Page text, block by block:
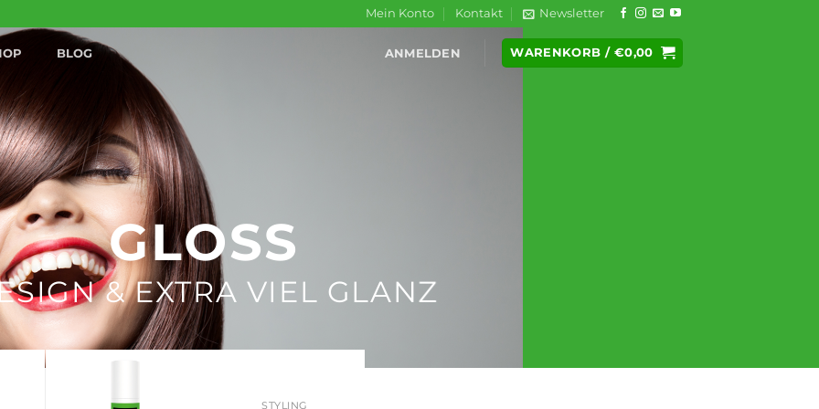
Mein Konto Kontakt Newsletter
BLOG ANMELDEN WARENKORB / €0,00
GLOSS
& EXTRA VIEL GLANZ
STYLING